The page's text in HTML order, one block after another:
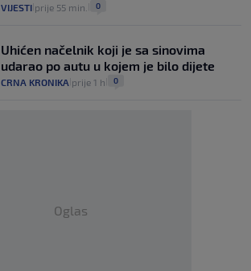
VIJESTI prije 55 min. 0
Uhićen načelnik koji je sa sinovima
udarao po autu u kojem je bilo dijete
CRNA KRONIKA prije 1 h 0
Oglas